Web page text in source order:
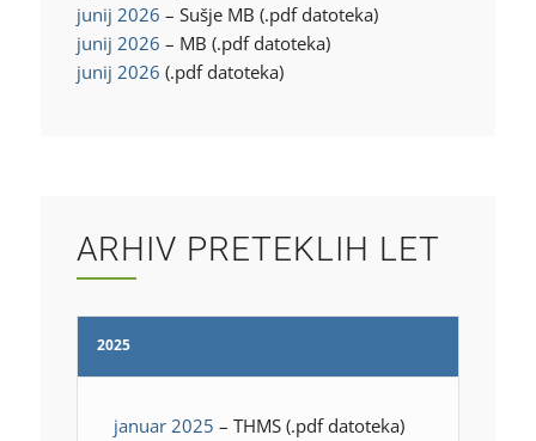
junij 2026 – Sušje MB (.pdf datoteka)
junij 2026 – MB (.pdf datoteka)
junij 2026 (.pdf datoteka)
ARHIV PRETEKLIH LET
2025
januar 2025 – THMS (.pdf datoteka)